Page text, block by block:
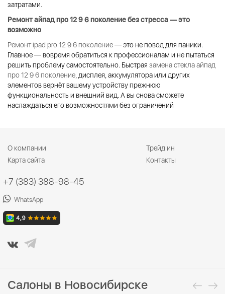
затратами.
Ремонт айпад про 12 9 6 поколениебез стресса — это
возможно
Ремонт ipad pro 12 9 6 поколение— это не повод для паники.
Главное — вовремя обратиться к профессионалам и не пытаться
решить проблему самостоятельно. Быстрая замена стекла айпад
про 12 9 6 поколение , дисплея, аккумулятора или других
элементов вернёт вашему устройству прежнюю
функциональность и внешний вид. А вы снова сможете
наслаждаться его возможностями без ограничений
О компании
Трейд ин
Карта сайта
Контакты
+7 (383) 388-98-45
WhatsApp
Салоны в Новосибирске